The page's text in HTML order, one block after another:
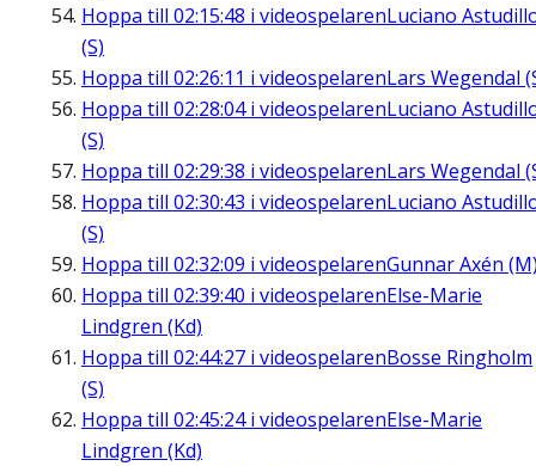
Hoppa till 02:15:48 i videospelarenLuciano
(S)
Hoppa till 02:26:11 i videospelarenLars Wegendal
Hoppa till 02:28:04i videospelarenLuciano
(S)
Hoppa till 02:29:38 i videospelarenLars Wegendal
Hoppa till 02:30:43 i videospelarenLuciano
(S)
Hoppa till 02:32:09 i videospelarenGunnar Axén
Hoppa till 02:39:40 i videospelarenElse-Marie
Lindgren (Kd)
Hoppa till 02:44:27 i videospelarenBosse Ringholm
(S)
Hoppa till 02:45:24i videospelarenElse-Marie
Lindgren (Kd)